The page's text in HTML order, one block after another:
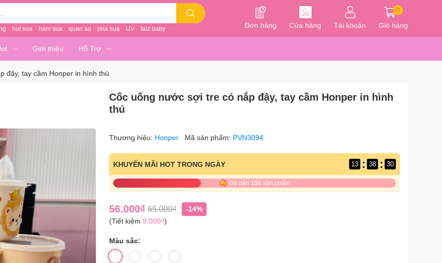
hut sua ham sua quan ao pha sua UV fatz baby Đơn hàng Cửa hàng Tài khoản
0
Giỏ hàng
Giới thiệu Hỗ Trợ
đậy, tay cầm Honper in hình thú
Cốc uống nước sợi tre có nắp đậy, tay cầm Honper in hình
thú
Thương hiệu: Honper Mã sản phẩm: PVN3094
KHUYẾN MÃI HOT TRONG NGÀY 13 : 38 : 29
Đã bán 155 sản phẩm
56.000₫ 65.000₫
-14%
(Tiết kiệm 9.000₫)
Màu sắc: